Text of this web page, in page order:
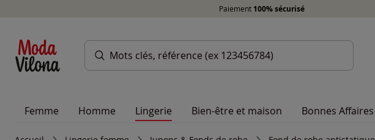
Paiement 100% sécurisé
Femme Homme Lingerie Bien-être et maison Bonnes Affaires